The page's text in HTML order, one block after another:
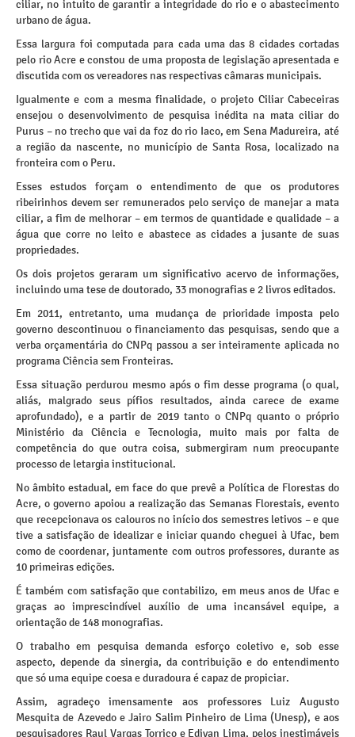
ciliar, no intuito de garantir a integridade do rio e o abastecimento
urbano de água.
Essa largura foi computada para cada uma das 8 cidades cortadas
pelo rio Acre e constou de uma proposta de legislação apresentada e
discutida com os vereadores nas respectivas câmaras municipais.
Igualmente e com a mesma finalidade, o projeto Ciliar Cabeceiras
ensejou o desenvolvimento de pesquisa inédita na mata ciliar do
Purus – no trecho que vai da foz do rio Iaco, em Sena Madureira, até
a região da nascente, no município de Santa Rosa, localizado na
fronteira com o Peru.
Esses estudos forçam o entendimento de que os produtores
ribeirinhos devem ser remunerados pelo serviço de manejar a mata
ciliar, a fim de melhorar – em termos de quantidade e qualidade – a
água que corre no leito e abastece as cidades a jusante de suas
propriedades.
Os dois projetos geraram um significativo acervo de informações,
incluindo uma tese de doutorado, 33 monografias e 2 livros editados.
Em 2011, entretanto, uma mudança de prioridade imposta pelo
governo descontinuou o financiamento das pesquisas, sendo que a
verba orçamentária do CNPq passou a ser inteiramente aplicada no
programa Ciência sem Fronteiras.
Essa situação perdurou mesmo após o fim desse programa (o qual,
aliás, malgrado seus pífios resultados, ainda carece de exame
aprofundado), e a partir de 2019 tanto o CNPq quanto o próprio
Ministério da Ciência e Tecnologia, muito mais por falta de
competência do que outra coisa, submergiram num preocupante
processo de letargia institucional.
No âmbito estadual, em face do que prevê a Política de Florestas do
Acre, o governo apoiou a realização das Semanas Florestais, evento
que recepcionava os calouros no início dos semestres letivos – e que
tive a satisfação de idealizar e iniciar quando cheguei à Ufac, bem
como de coordenar, juntamente com outros professores, durante as
10 primeiras edições.
É também com satisfação que contabilizo, em meus anos de Ufac e
graças ao imprescindível auxílio de uma incansável equipe, a
orientação de 148 monografias.
O trabalho em pesquisa demanda esforço coletivo e, sob esse
aspecto, depende da sinergia, da contribuição e do entendimento
que só uma equipe coesa e duradoura é capaz de propiciar.
Assim, agradeço imensamente aos professores Luiz Augusto
Mesquita de Azevedo e Jairo Salim Pinheiro de Lima (Unesp), e aos
pesquisadores Raul Vargas Torrico e Edivan Lima, pelos inestimáveis